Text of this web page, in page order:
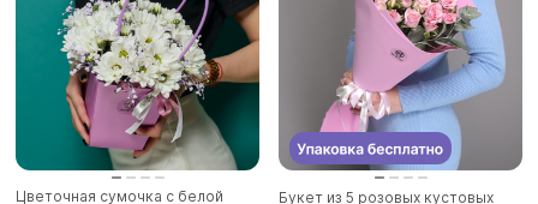
Цветочная сумочка с белой
Букет из 5 розовых кустовых